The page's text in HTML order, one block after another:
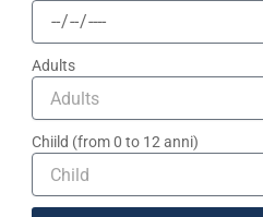
Adults
Chiild (from 0 to 12 anni)